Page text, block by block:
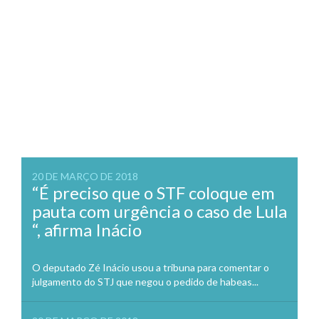
20 DE MARÇO DE 2018
“É preciso que o STF coloque em
pauta com urgência o caso de Lula
“, afirma Inácio
O deputado Zé Inácio usou a tribuna para comentar o
julgamento do STJ que negou o pedido de habeas...